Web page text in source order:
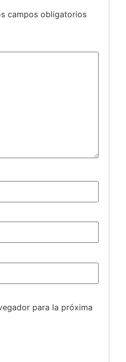
campos obligatorios
para la próxima